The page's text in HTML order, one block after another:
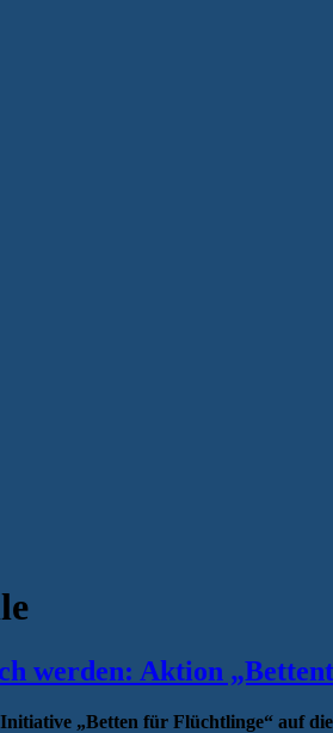
werden: Aktion
„Betten für Flüchtlinge“ auf